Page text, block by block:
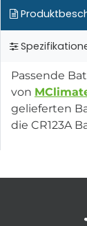
Passende
von
gelieferten
die CR123A